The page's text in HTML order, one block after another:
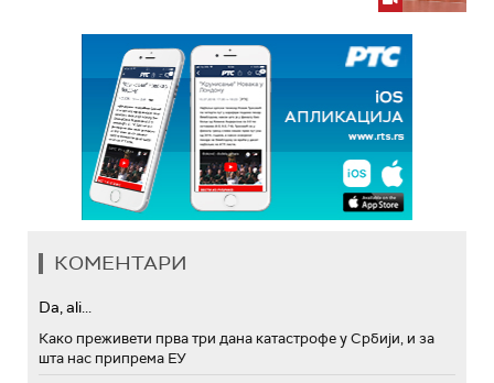
КОМЕНТАРИ
Da, ali...
Како преживети прва три дана катастрофе у Србији, и за
шта нас припрема ЕУ